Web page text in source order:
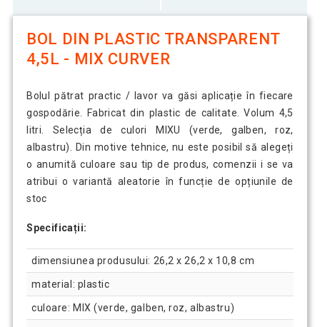
BOL DIN PLASTIC TRANSPARENT
4,5L - MIX CURVER
Bolul pătrat practic / lavor va găsi aplicație în fiecare
gospodărie. Fabricat din plastic de calitate. Volum 4,5
litri. Selecția de culori MIXU (verde, galben, roz,
albastru). Din motive tehnice, nu este posibil să alegeți
o anumită culoare sau tip de produs, comenzii i se va
atribui o variantă aleatorie în funcție de opțiunile de
stoc
Specificații:
dimensiunea produsului: 26,2 x 26,2 x 10,8 cm
material: plastic
culoare: MIX (verde, galben, roz, albastru)